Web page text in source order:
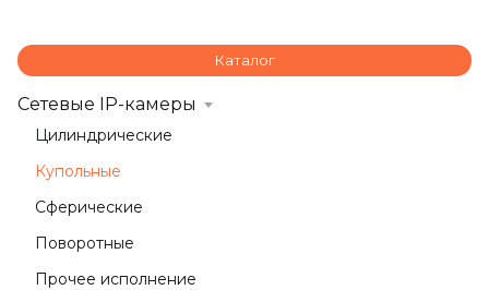
Каталог
Сетевые IP-камеры
Цилиндрические
Купольные
Сферические
Поворотные
Прочее исполнение